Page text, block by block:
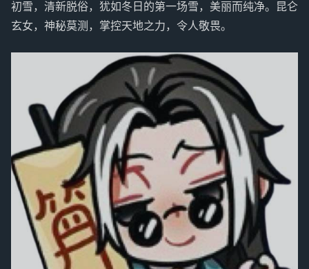
初雪，清新脱俗，犹如冬日的第一场雪，美丽而纯净。昆仑
玄女，神秘莫测，掌控天地之力，令人敬畏。